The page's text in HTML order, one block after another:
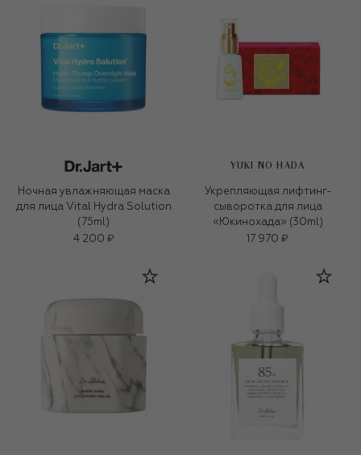
Ночная увлажняющая маска
для лица Vital Hydra Solution
(75ml)
4 200 ₽
YUKI NO HADA
Укрепляющая лифтинг-
сыворотка для лица
«Юкинохада» (30ml)
17 970 ₽